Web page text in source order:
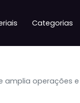
Categorias
amplia operações